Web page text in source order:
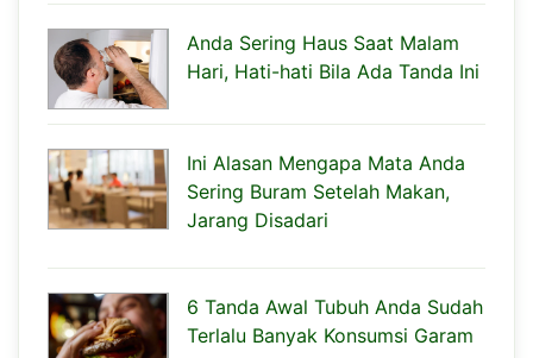
Anda Sering Haus Saat Malam
Hari, Hati-hati Bila Ada Tanda Ini
Ini Alasan Mengapa Mata Anda
Sering Buram Setelah Makan,
Jarang Disadari
6 Tanda Awal Tubuh Anda Sudah
Terlalu Banyak Konsumsi Garam